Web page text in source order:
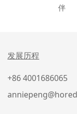
伴
发展历程
+86 4001686065